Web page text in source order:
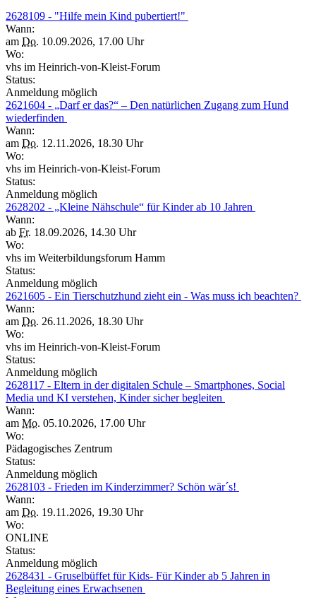
2628109 - "Hilfe mein Kind pubertiert!"
Wann:
am Do. 10.09.2026, 17.00 Uhr
Wo:
vhs im Heinrich-von-Kleist-Forum
Status:
Anmeldung möglich
2621604 - „Darf er das?“ – Den natürlichen Zugang zum Hund
wiederfinden
Wann:
am Do. 12.11.2026, 18.30 Uhr
Wo:
vhs im Heinrich-von-Kleist-Forum
Status:
Anmeldung möglich
2628202 - „Kleine Nähschule“ für Kinder ab 10 Jahren
Wann:
ab Fr. 18.09.2026, 14.30 Uhr
Wo:
vhs im Weiterbildungsforum Hamm
Status:
Anmeldung möglich
2621605 - Ein Tierschutzhund zieht ein - Was muss ich beachten?
Wann:
am Do. 26.11.2026, 18.30 Uhr
Wo:
vhs im Heinrich-von-Kleist-Forum
Status:
Anmeldung möglich
2628117 - Eltern in der digitalen Schule – Smartphones, Social
Media und KI verstehen, Kinder sicher begleiten
Wann:
am Mo. 05.10.2026, 17.00 Uhr
Wo:
Pädagogisches Zentrum
Status:
Anmeldung möglich
2628103 - Frieden im Kinderzimmer? Schön wär´s!
Wann:
am Do. 19.11.2026, 19.30 Uhr
Wo:
ONLINE
Status:
Anmeldung möglich
2628431 - Gruselbüffet für Kids- Für Kinder ab 5 Jahren in
Begleitung eines Erwachsenen